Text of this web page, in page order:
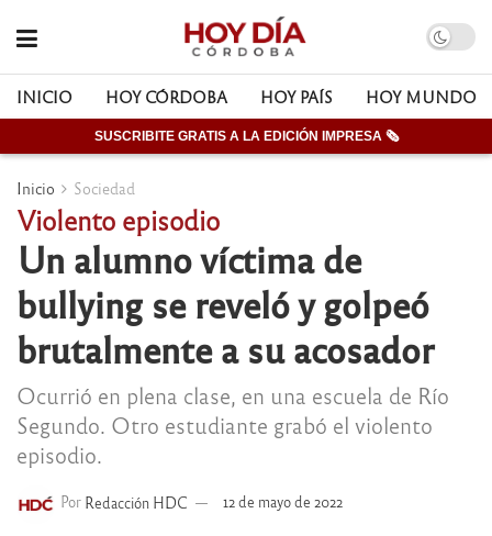
INICIO HOY CÓRDOBA HOY PAÍS HOY MUNDO
SUSCRIBITE GRATIS A LA EDICIÓN IMPRESA 🗞
Inicio Sociedad
Violento episodio
Un alumno víctima de
bullying se reveló y golpeó
brutalmente a su acosador
Ocurrió en plena clase, en una escuela de Río
Segundo. Otro estudiante grabó el violento
episodio.
Por Redacción HDC 12 de mayo de 2022